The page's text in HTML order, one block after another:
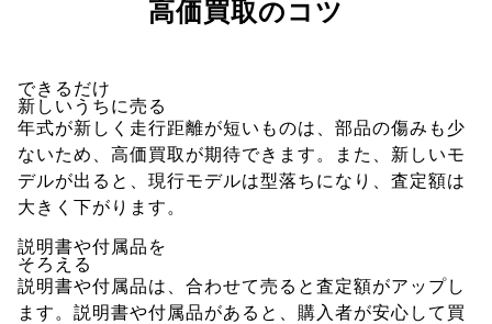
高価買取のコツ
できるだけ
新しいうちに売る
年式が新しく走行距離が短いものは、部品の傷みも少
ないため、高価買取が期待できます。また、新しいモ
デルが出ると、現行モデルは型落ちになり、査定額は
大きく下がります。
説明書や付属品を
そろえる
説明書や付属品は、合わせて売ると査定額がアップし
ます。説明書や付属品があると、購入者が安心して買